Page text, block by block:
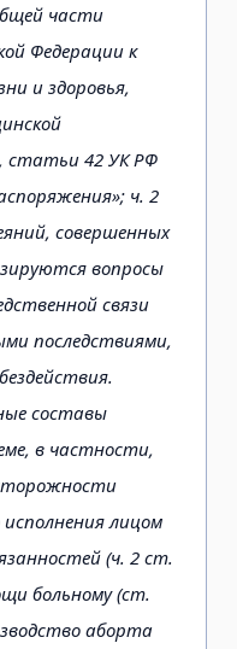
части
Федерации к
и здоровья,
статьи 42 УК РФ
ч. 2
совершенных
вопросы
связи
последствиями,
составы
в частности,
лицом
(ч. 2 ст.
больному (ст.
аборта